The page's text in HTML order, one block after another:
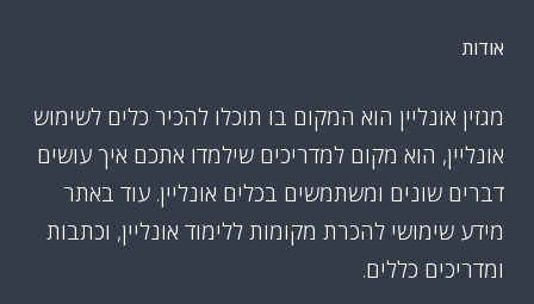
אודות
מגזין אונליין הוא המקום בו תוכלו להכיר כלים לשימוש
אונליין, הוא מקום למדריכים שילמדו אתכם איך עושים
דברים שונים ומשתמשים בכלים אונליין. עוד באתר
מידע שימושי להכרת מקומות ללימוד אונליין, וכתבות
ומדריכים כללים.